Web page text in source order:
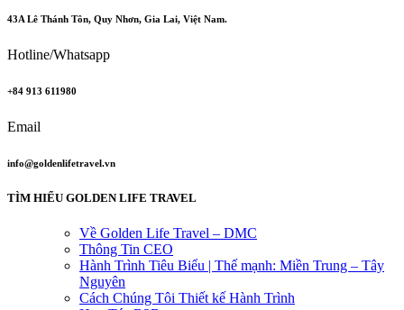
43A Lê Thánh Tôn, Quy Nhơn, Gia Lai, Việt Nam.
Hotline/Whatsapp
+84 913 611980
Email
info@goldenlifetravel.vn
TÌM HIỂU GOLDEN LIFE TRAVEL
Về Golden Life Travel – DMC
Thông Tin CEO
Hành Trình Tiêu Biểu | Thế mạnh: Miền Trung – Tây
Nguyên
Cách Chúng Tôi Thiết kế Hành Trình